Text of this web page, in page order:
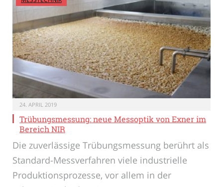
24. APRIL 2019
Trübungsmessung: neue Messoptik von Exner im
Bereich NIR
Die zuverlässige Trübungsmessung berührt als
Standard-Messverfahren viele industrielle
Produktionsprozesse, vor allem in der